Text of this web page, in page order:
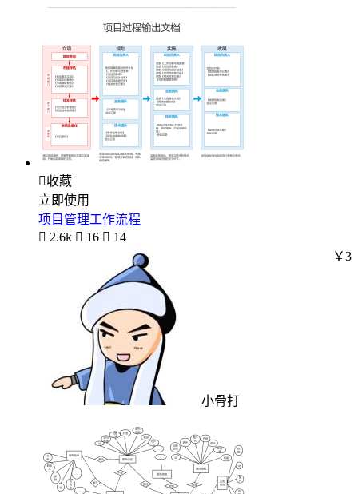
收藏
立即使用
项目管理工作流程
 2.6k  16  14
小骨打
￥3